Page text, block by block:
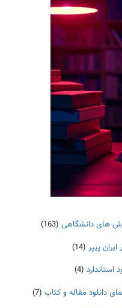
های دانشگاهی (163)
ایران پیپر (14)
استاندارد (4)
دانلود مقاله و کتاب (7)